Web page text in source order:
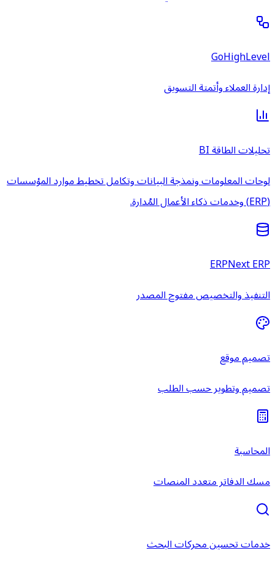
GoHighLevel
إدارة العملاء وأتمتة التسويق
تحليلات الطاقة BI
لوحات المعلومات ونمذجة البيانات وتكامل تخطيط موارد المؤسسات
(ERP) وخدمات ذكاء الأعمال المُدارة.
ERPNext ERP
التنفيذ والتخصيص مفتوح المصدر
تصميم موقع
تصميم وتطوير حسب الطلب
المحاسبة
مسك الدفاتر متعدد المنصات
خدمات تحسين محركات البحث